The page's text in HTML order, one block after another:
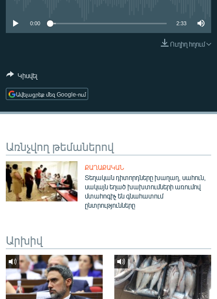
ՄԻՋԱԶԳԱՅԻՆ
ՄՇԱԿՈՒՅԹ
ՄԵԿՆԱԲԱՆՈՒԹՅՈՒՆ
ՏՏ ԵՒ ԻՆՏԵՐՆԵՏ
ԲԱՆԱՎԵՃ
ՁԳՏԵԼՈՎ ԼԱՎԱԳՈՒՅՆԻՆ
ՓՈԴՔԱՍԹ
English
Русский
ՀԵՏԵՎԵՔ ՄԵԶ
0:00 2:33
Ուղիղ հղում
Կիսվել
Ավելացրեք մեզ Google-ում
Առնչվող թեմաներով
ՔԱՂԱՔԱԿԱՆ
Տեղական դիտորդները խաղաղ, սահուն,
սակայն եղած խախտումների առումով
մտահոգիչ են գնահատում
ընտրությունները
Արխիվ